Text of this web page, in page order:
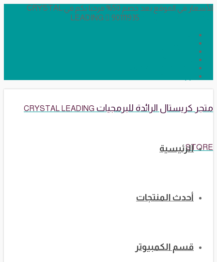
الأسعار في الموقع بعد خصم 50% مرحبا بكم في CRYSTAL
LEADING
90111935
متجر كريستال الرائدة للبرمجيات CRYSTAL LEADING
STOREالرئيسية
أحدث المنتجات
قسم الكمبيوتر